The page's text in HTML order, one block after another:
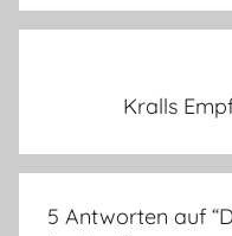
Kralls
5 Antworten auf “